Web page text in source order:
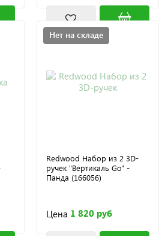
Нет на складе
Redwood Набор из 2 3D-
ручек "Вертикаль Go" -
Панда (166056)
Цена 1 820 руб